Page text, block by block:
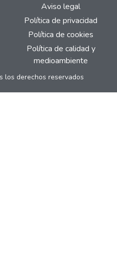
Aviso legal
Política de privacidad
Política de cookies
Política de calidad y
medioambiente
los derechos reservados